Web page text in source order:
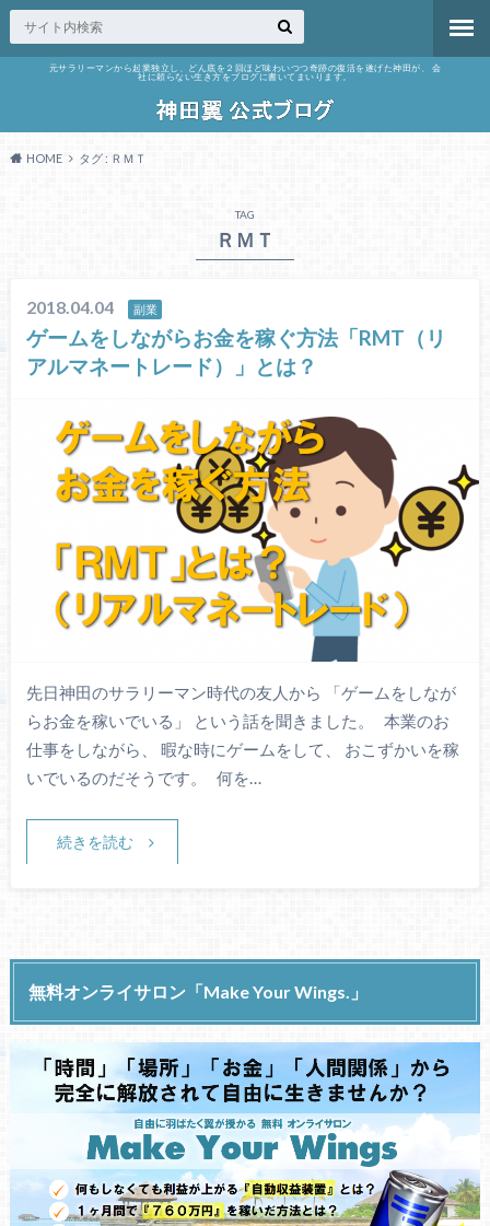
元サラリーマンから起業独立し、どん底を２回ほど味わいつつ奇跡の復活を遂げた神田が、 会
社に頼らない生き方をブログに書いてまいります。
HOME タグ : ＲＭＴ
TAG
ＲＭＴ
2018.04.04 副業
ゲームをしながらお金を稼ぐ方法「RMT（リ
アルマネートレード）」とは？
先日神田のサラリーマン時代の友人から 「ゲームをしなが
らお金を稼いでいる」 という話を聞きました。 本業のお
仕事をしながら、 暇な時にゲームをして、 おこずかいを稼
いでいるのだそうです。 何を…
続きを読む
無料オンライサロン「Make Your Wings.」